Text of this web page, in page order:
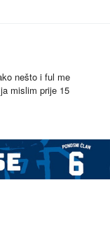
nešto i ful me
mislim prije 15